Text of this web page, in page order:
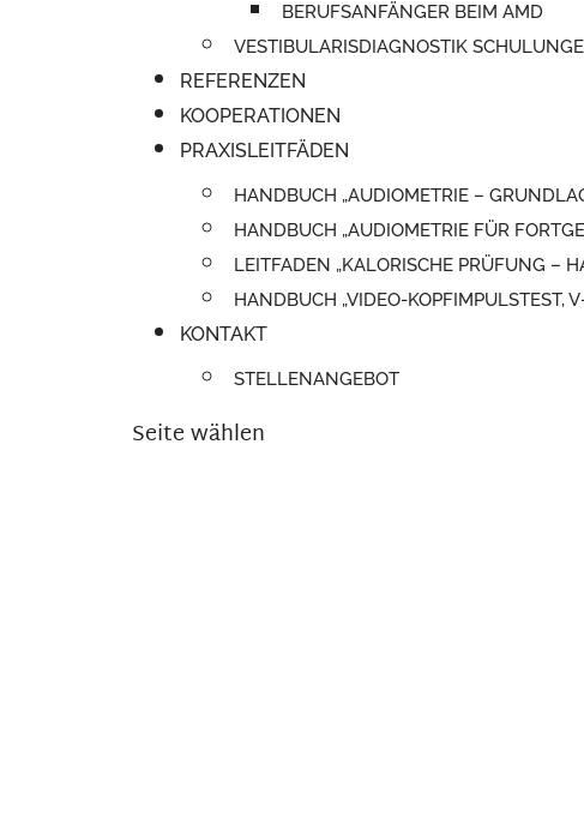
BERUFSANFÄNGER BEIM AMD
VESTIBULARISDIAGNOSTIK
REFERENZEN
KOOPERATIONEN
PRAXISLEITFÄDEN
HANDBUCH „AUDIOMETRIE –
HANDBUCH „AUDIOMETRIE FÜR
LEITFADEN „KALORISCHE PRÜFUNG –
HANDBUCH „VIDEO-KOPFIMPULSTEST,
KONTAKT
STELLENANGEBOT
Seite wählen